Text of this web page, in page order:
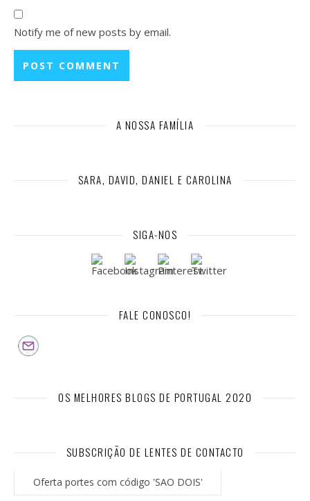
Notify me of new posts by email.
A NOSSA FAMÍLIA
SARA, DAVID, DANIEL E CAROLINA
SIGA-NOS
FALE CONOSCO!
OS MELHORES BLOGS DE PORTUGAL 2020
SUBSCRIÇÃO DE LENTES DE CONTACTO
Oferta portes com código 'SAO DOIS'